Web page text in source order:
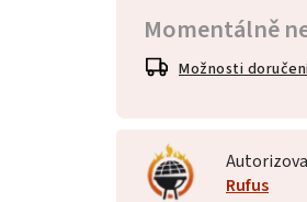
Momentálně
Možnosti
Rufus